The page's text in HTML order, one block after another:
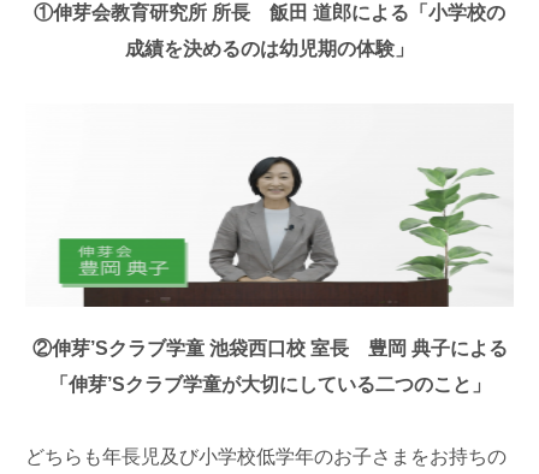
①伸芽会教育研究所 所長 飯田 道郎による「小学校の
成績を決めるのは幼児期の体験」
②伸芽’Sクラブ学童 池袋西口校 室長 豊岡 典子による
「伸芽’Sクラブ学童が大切にしている二つのこと」
どちらも年長児及び小学校低学年のお子さまをお持ちの